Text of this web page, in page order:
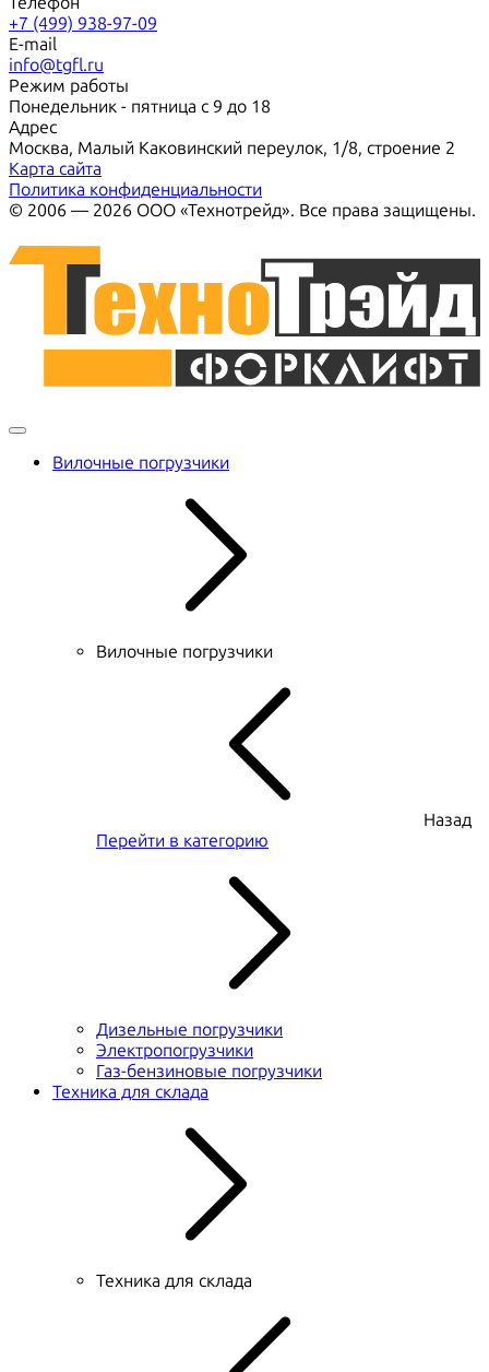
+7 (499) 938-97-09
E-mail
info@tgfl.ru
Режим работы
Понедельник - пятница с 9 до 18
Адрес
Москва, Малый Каковинский переулок, 1/8, строение 2
Карта сайта
Политика конфиденциальности
© 2006 — 2026 ООО «Технотрейд». Все права защищены.
Вилочные погрузчики
Вилочные погрузчики
Назад
Перейти в категорию
Дизельные погрузчики
Электропогрузчики
Газ-бензиновые погрузчики
Техника для склада
Техника для склада